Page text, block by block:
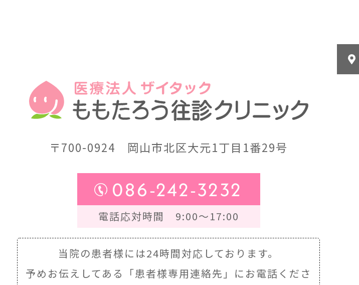
〒700-0924 岡山市北区大元1丁目1番29号
086-242-3232
電話応対時間 9:00～17:00
当院の患者様には24時間対応しております。
予めお伝えしてある
「患者様専用連絡先」にお電話くださ